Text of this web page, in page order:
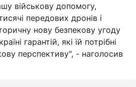
військову допомогу,
передових дронів і
нову безпекову угоду
гарантій, які їй потрібні
перспективу", - наголосив